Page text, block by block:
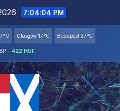
7:04:05 PM
Glasgow 17°C Budapest 37°C
=422 HUF